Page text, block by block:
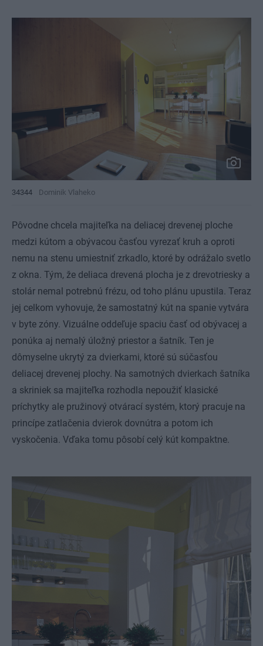
34344 Dominik Vlaheko
Pôvodne chcela majiteľka na deliacej drevenej ploche
medzi kútom a obývacou časťou vyrezať kruh a oproti
nemu na stenu umiestniť zrkadlo, ktoré by odrážalo svetlo
z okna. Tým, že deliaca drevená plocha je z drevotriesky a
stolár nemal potrebnú frézu, od toho plánu upustila. Teraz
jej celkom vyhovuje, že samostatný kút na spanie vytvára
v byte zóny. Vizuálne oddeľuje spaciu časť od obývacej a
ponúka aj nemalý úložný priestor a šatník. Ten je
dômyselne ukrytý za dvierkami, ktoré sú súčasťou
deliacej drevenej plochy. Na samotných dvierkach šatníka
a skriniek sa majiteľka rozhodla nepoužiť klasické
príchytky ale pružinový otvárací systém, ktorý pracuje na
princípe zatlačenia dvierok dovnútra a potom ich
vyskočenia. Vďaka tomu pôsobí celý kút kompaktne.